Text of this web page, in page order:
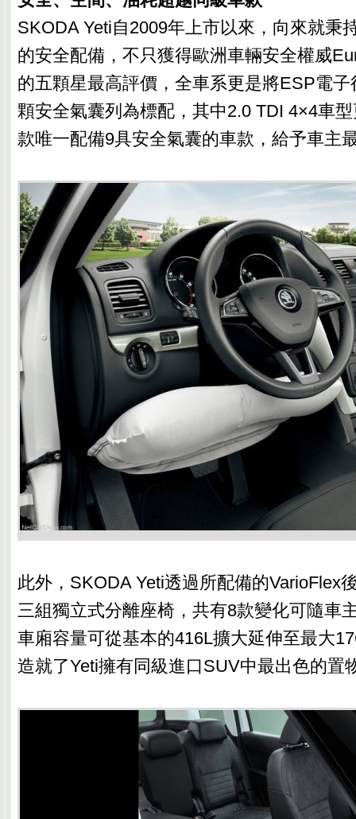
SKODA Yeti自2009年上市以來，向來就秉
的安全配備，不只獲得歐洲車輛安全權威
的五顆星最高評價，全車系更是將ESP電
顆安全氣囊列為標配，其中2.0 TDI 4×4車
款唯一配備9具安全氣囊的車款，給予車主
此外，SKODA Yeti透過所配備的VarioFlex
三組獨立式分離座椅，共有8款變化可隨車
車廂容量可從基本的416L擴大延伸至最大
造就了Yeti擁有同級進口SUV中最出色的置